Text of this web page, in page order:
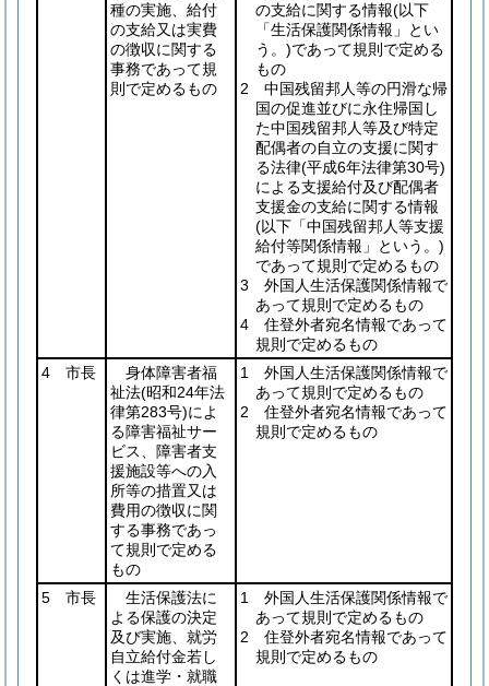
種の実施、給付
の支給又は実費
の徴収に関する
事務であって規
則で定めるもの
の支給に関する情報(以下
「生活保護関係情報」とい
う。)であって規則で定める
もの
2 中国残留邦人等の円滑な帰
国の促進並びに永住帰国し
た中国残留邦人等及び特定
配偶者の自立の支援に関す
る法律(平成6年法律第30号)
による支援給付及び配偶者
支援金の支給に関する情報
(以下「中国残留邦人等支援
給付等関係情報」という。)
であって規則で定めるもの
3 外国人生活保護関係情報で
あって規則で定めるもの
4 住登外者宛名情報であって
規則で定めるもの
4 市長
身体障害者福
祉法(昭和24年法
律第283号)によ
る障害福祉サー
ビス、障害者支
援施設等への入
所等の措置又は
費用の徴収に関
する事務であっ
て規則で定める
もの
1 外国人生活保護関係情報で
あって規則で定めるもの
2 住登外者宛名情報であって
規則で定めるもの
5 市長
生活保護法に
よる保護の決定
及び実施、就労
自立給付金若し
くは進学・就職
1 外国人生活保護関係情報で
あって規則で定めるもの
2 住登外者宛名情報であって
規則で定めるもの